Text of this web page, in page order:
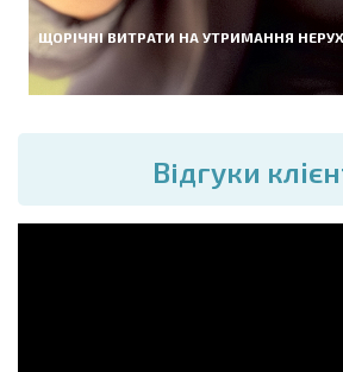
ЩОРІЧНІ ВИТРАТИ НА УТРИМАННЯ
Вiдгуки